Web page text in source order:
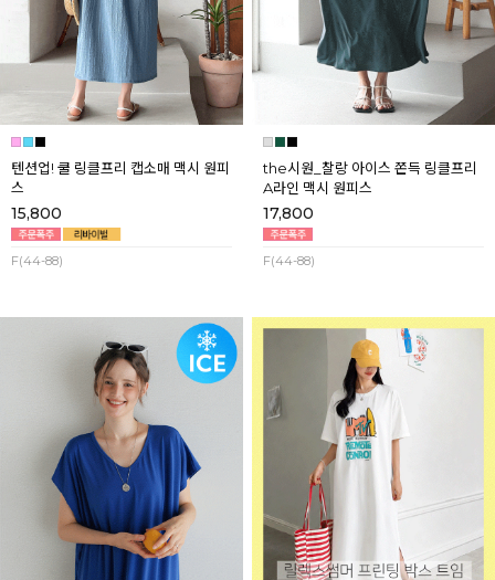
텐션업! 쿨 링클프리 캡소매 맥시 원피
스
15,800
F(44-88)
the시원_찰랑 아이스 쫀득 링클프리
A라인 맥시 원피스
17,800
F(44-88)